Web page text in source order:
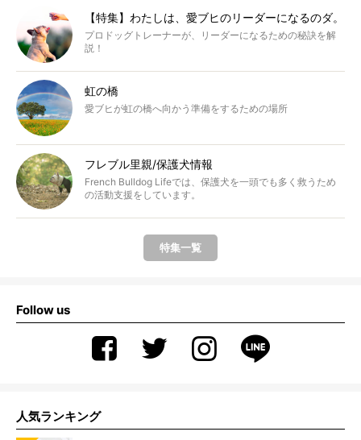
【特集】わたしは、愛ブヒのリーダーになるのダ。
プロドッグトレーナーが、リーダーになるための秘訣を解
説！
虹の橋
愛ブヒが虹の橋へ向かう準備をするための場所
フレブル里親/保護犬情報
French Bulldog Lifeでは、保護犬を一頭でも多く救うため
の活動支援をしています。
特集一覧
Follow us
人気ランキング